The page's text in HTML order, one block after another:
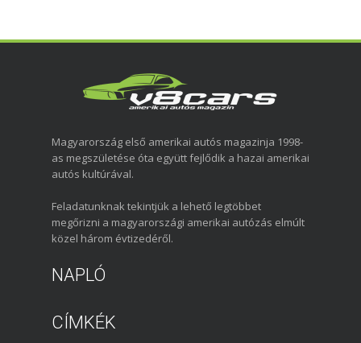
Magyarország első amerikai autós magazinja 1998-
as megszületése óta együtt fejlődik a hazai amerikai
autós kultúrával.
Feladatunknak tekintjük a lehető legtöbbet
megőrizni a magyarországi amerikai autózás elmúlt
közel három évtizedéről.
NAPLÓ
CÍMKÉK